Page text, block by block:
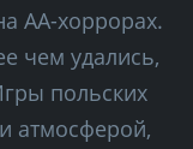
АА-хоррорах.
чем удались,
польских
атмосферой,